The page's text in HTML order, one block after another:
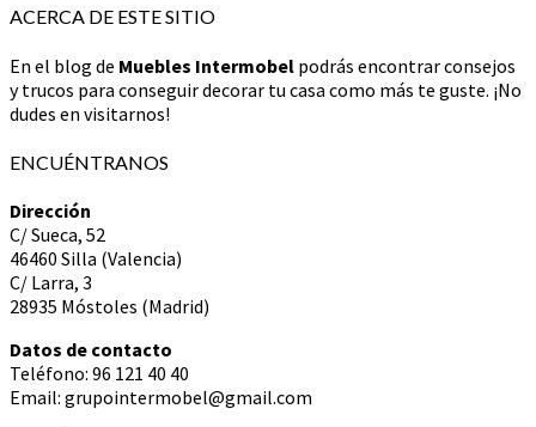
ACERCA DE ESTE SITIO
En el blog de Muebles Intermobel podrás encontrar consejos
y trucos para conseguir decorar tu casa como más te guste. ¡No
dudes en visitarnos!
ENCUÉNTRANOS
Dirección
C/ Sueca, 52
46460 Silla (Valencia)
C/ Larra, 3
28935 Móstoles (Madrid)
Datos de contacto
Teléfono: 96 121 40 40
Email: grupointermobel@gmail.com